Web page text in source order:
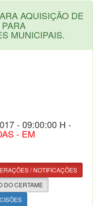
AQUISIÇÃO DE
MUNICIPAIS.
- 09:00:00 H -
- EM
/ NOTIFICAÇÕES
DO CERTAME